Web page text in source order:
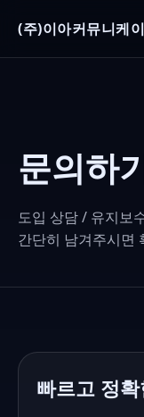
(주)이아커뮤니케
문의하
도입 상담 / 유지보
간단히 남겨주시면
빠르고 정